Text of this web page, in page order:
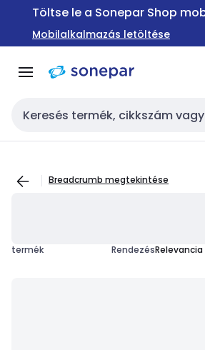
Ugrás a
Ugrás a
tartalomra
Töltse le a Sonepar Shop
Mobilalkalmazás letöltése
Keresési bemenet
Breadcrumb megtekintése
termék Rendezés